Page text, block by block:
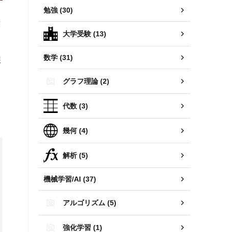
勉強 (30)
大学受験 (13)
数学 (31)
グラフ理論 (2)
代数 (3)
幾何 (4)
解析 (5)
機械学習/AI (37)
アルゴリズム (5)
強化学習 (1)